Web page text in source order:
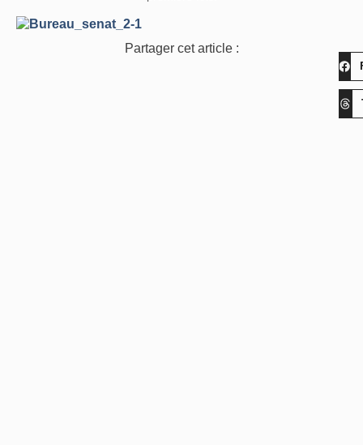
Partager cet article :